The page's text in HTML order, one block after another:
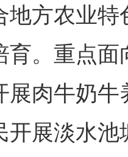
地方农业
育。重点
展肉牛奶
开展淡水